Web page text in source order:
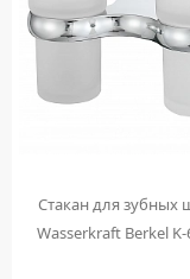
Стакан для зубных
Wasserkraft Berkel K-